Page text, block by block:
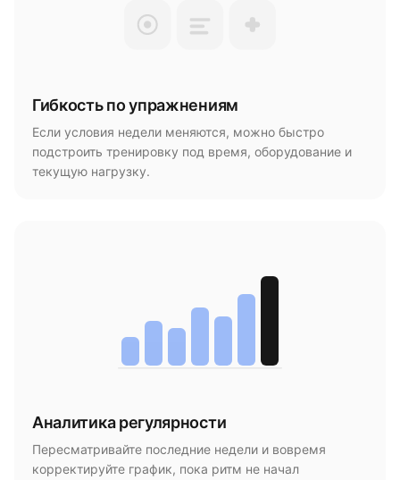
Гибкость по упражнениям
Если условия недели меняются, можно быстро
подстроить тренировку под время, оборудование и
текущую нагрузку.
Аналитика регулярности
Пересматривайте последние недели и вовремя
корректируйте график, пока ритм не начал